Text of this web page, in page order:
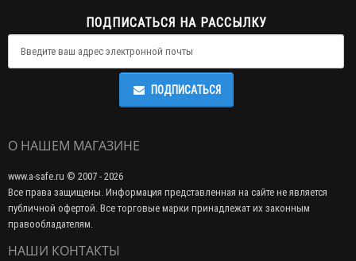
ПОДПИСАТЬСЯ НА РАССЫЛКУ
ПОДПИСАТЬСЯ
О НАШЕМ МАГАЗИНЕ
www.a-safe.ru © 2007 - 2026
Все права защищены. Информация представленная на сайте не является
публичной офертой. Все торговые марки принадлежат их законным
правообладателям.
НАШИ КОНТАКТЫ